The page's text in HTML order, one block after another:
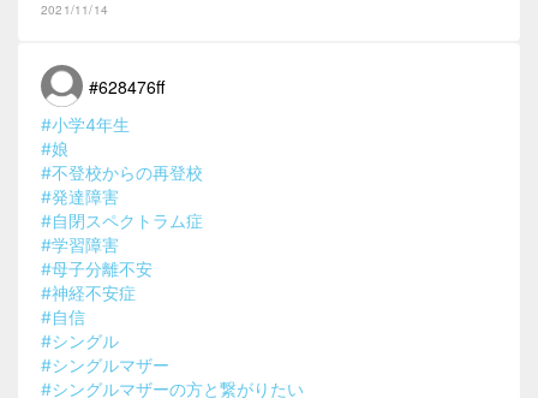
2021/11/14
#628476ff
#小学4年生
#娘
#不登校からの再登校
#発達障害
#自閉スペクトラム症
#学習障害
#母子分離不安
#神経不安症
#自信
#シングル
#シングルマザー
#シングルマザーの方と繋がりたい